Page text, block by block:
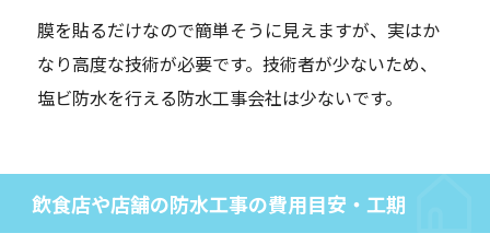
膜を貼るだけなので簡単そうに見えますが、実はか
なり高度な技術が必要です。技術者が少ないため、
塩ビ防水を行える防水工事会社は少ないです。
飲食店や店舗の防水工事の費用目安・工期